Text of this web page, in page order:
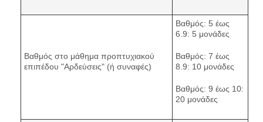
Βαθμός στο μάθημα προπτυχιακού
επιπέδου "Αρδεύσεις" (ή συναφές)
Βαθμός: 5 έως
6.9: 5 μονάδες
Βαθμός: 7 έως
8.9: 10 μονάδες
Βαθμός: 9 έως 10:
20 μονάδες